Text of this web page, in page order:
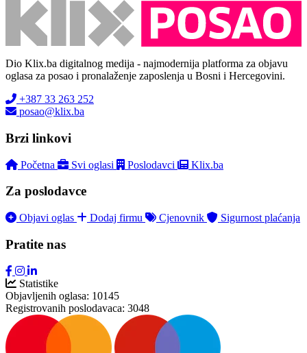
Dio Klix.ba digitalnog medija - najmodernija platforma za objavu
oglasa za posao i pronalaženje zaposlenja u Bosni i Hercegovini.
+387 33 263 252
posao@klix.ba
Brzi linkovi
Početna Svi oglasi Poslodavci Klix.ba
Za poslodavce
Objavi oglas Dodaj firmu Cjenovnik Sigurnost plaćanja
Pratite nas
Statistike
Objavljenih oglasa: 10145
Registrovanih poslodavaca: 3048